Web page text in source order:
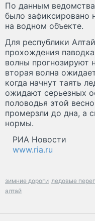
По данным
было зафиксировано
на водном объекте.
Для республики
прохождения
волны прогнозируют
вторая волна
когда начнут таять
ожидают серьезных
половодья этой
промерзли до дна, а
нормы.
РИА Новости
www.ria.ru
зимние дороги ледовые
алтай